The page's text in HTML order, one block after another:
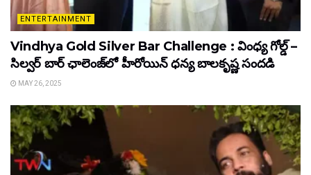
ENTERTAINMENT
Vindhya Gold Silver Bar Challenge : వింధ్య గోల్డ్ –
సిల్వర్ బార్ ఛాలెంజ్‌లో హీరోయిన్ ధ‌న్య బాల‌కృష్ణ‌ సందడి
MAY 26, 2025